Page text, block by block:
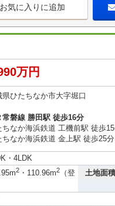
お気に入りに追加
万円
県ひたちなか市大字堀口
常磐線 勝田駅 徒歩16分
ちなか海浜鉄道 工機前駅 徒歩
ちなか海浜鉄道 金上駅 徒歩25分
・4LDK
2 ・110.96m2
（登
土地面積